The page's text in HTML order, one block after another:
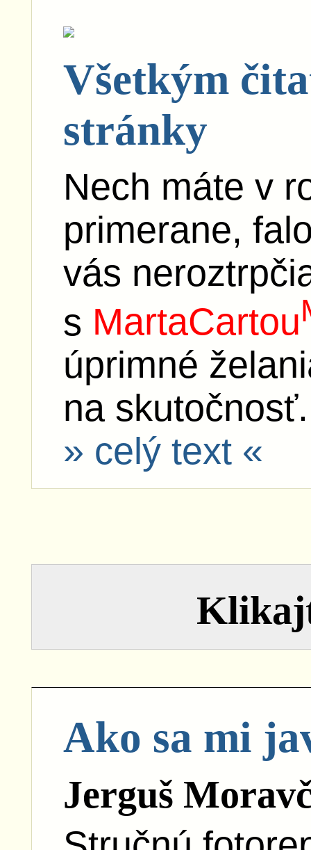
Všetkým
stránky
Nech máte v
primerane,
vás
s MartaCartou
úprimné
na skutočnosť.
» celý text «
Ako sa mi
Jerguš